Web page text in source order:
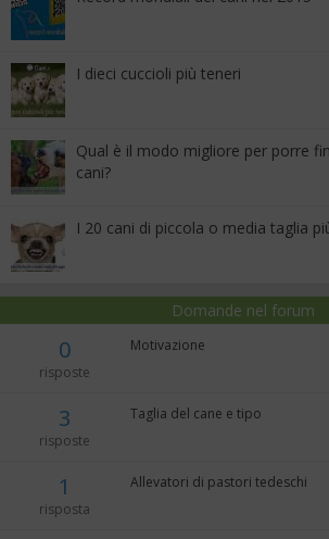
I dieci cuccioli più teneri
Qual è il modo migliore per porre
cani?
I 20 cani di piccola o media taglia
Domande nel forum
0
risposte
Motivazione
3
risposte
Taglia del cane e tipo
1
risposta
Allevatori di pastori tedeschi